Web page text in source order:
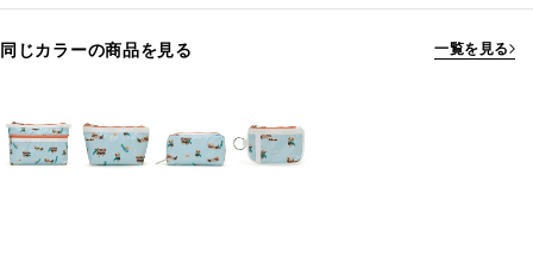
同じカラーの商品を見る 一覧を見る